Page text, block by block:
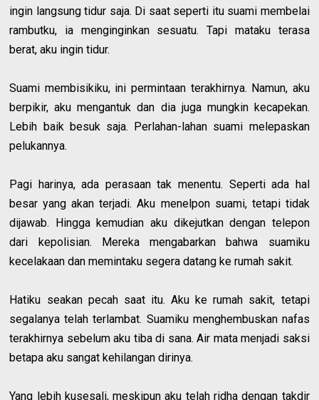
ingin langsung tidur saja. Di saat seperti itu suami membelai
rambutku, ia menginginkan sesuatu. Tapi mataku terasa
berat, aku ingin tidur.
Suami membisikiku, ini permintaan terakhirnya. Namun, aku
berpikir, aku mengantuk dan dia juga mungkin kecapekan.
Lebih baik besuk saja. Perlahan-lahan suami melepaskan
pelukannya.
Pagi harinya, ada perasaan tak menentu. Seperti ada hal
besar yang akan terjadi. Aku menelpon suami, tetapi tidak
dijawab. Hingga kemudian aku dikejutkan dengan telepon
dari kepolisian. Mereka mengabarkan bahwa suamiku
kecelakaan dan memintaku segera datang ke rumah sakit.
Hatiku seakan pecah saat itu. Aku ke rumah sakit, tetapi
segalanya telah terlambat. Suamiku menghembuskan nafas
terakhirnya sebelum aku tiba di sana. Air mata menjadi saksi
betapa aku sangat kehilangan dirinya.
Yang lebih kusesali, meskipun aku telah ridha dengan takdir